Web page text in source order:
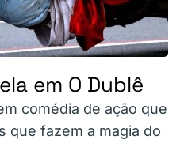
em O Dublê
comédia de ação que
que fazem a magia do